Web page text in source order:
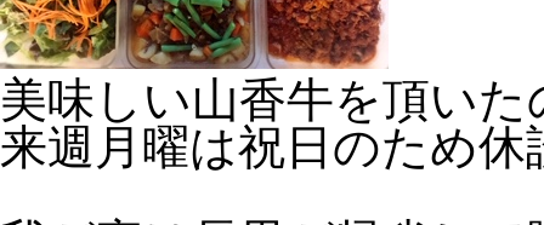
美味しい山香牛を頂い
来週月曜は祝日のため